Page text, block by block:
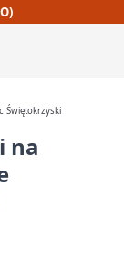
Świętokrzyski
na